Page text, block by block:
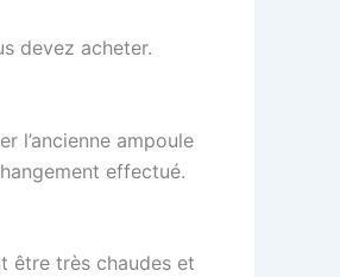
devez acheter.
l’ancienne ampoule
effectué.
être très chaudes et